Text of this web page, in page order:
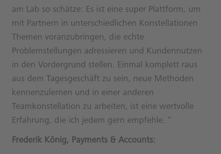
am Lab so schätze: Es ist eine super Plattform, um
mit Partnern in unterschiedlichen Konstellationen
Themen voranzubringen, die echte
Problemstellungen adressieren und Kundennutzen
in den Vordergrund stellen. Einmal komplett raus
aus dem Tagesgeschäft zu sein, neue Methoden
kennenzulernen und in einer anderen
Teamkonstellation zu arbeiten, ist eine wertvolle
Erfahrung, die ich jedem gern empfehle. “
Frederik König, Payments & Accounts: